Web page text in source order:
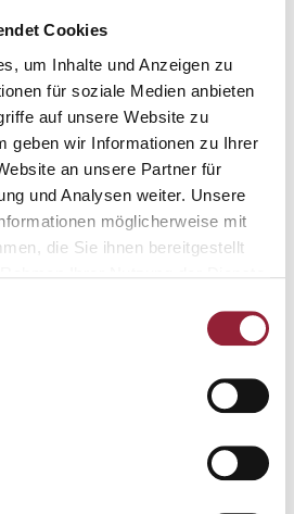
Cookies
um Inhalte und Anzeigen zu
für soziale Medien anbieten
auf unsere Website zu
geben wir Informationen zu Ihrer
an unsere Partner für
und Analysen weiter. Unsere
möglicherweise mit
die Sie ihnen bereitgestellt
der Sozialen
Terminvereinbarung überIlias
Hochschule Freiburg (seit
Arbeit und Politik an der Dualen
2020)